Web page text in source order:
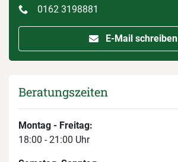
0162 3198881
E-Mail schreiben
Beratungszeiten
Montag - Freitag:
18:00 - 21:00 Uhr